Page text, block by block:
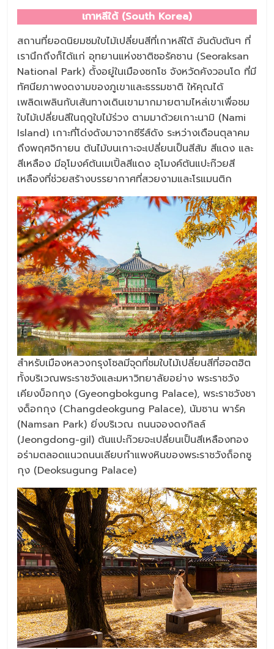
เกาหลีใต้ (South Korea)
สถานที่ยอดนิยมชมใบไม้เปลี่ยนสีที่เกาหลีใต้ อันดับต้นๆ ที่
เรานึกถึงก็ได้แก่ อุทยานแห่งชาติซอรัคซาน (Seoraksan
National Park) ตั้งอยู่ในเมืองซกโช จังหวัดคังวอนโด ที่มี
ทัศนียภาพงดงามของภูเขาและธรรมชาติ ให้คุณได้
เพลิดเพลินกับเส้นทางเดินเขามากมายตามไหล่เขาเพื่อชม
ใบไม้เปลี่ยนสีในฤดูใบไม้ร่วง ตามมาด้วยเกาะนามิ (Nami
Island) เกาะที่โด่งดังมาจากซีรีส์ดัง ระหว่างเดือนตุลาคม
ถึงพฤศจิกายน ต้นไม้บนเกาะจะเปลี่ยนเป็นสีส้ม สีแดง และ
สีเหลือง มีอุโมงค์ต้นเมเปิ้ลสีแดง อุโมงค์ต้นแปะก๊วยสี
เหลืองที่ช่วยสร้างบรรยากาศที่สวยงามและโรแมนติก
สำหรับเมืองหลวงกรุงโซลมีจุดที่ชมใบไม้เปลี่ยนสีที่ฮอตฮิต
ทั้งบริเวณพระราชวังและมหาวิทยาลัยอย่าง พระราชวัง
เคียงบ็อกกุง (Gyeongbokgung Palace), พระราชวังชา
งด็อกกุง (Changdeokgung Palace), นัมซาน พาร์ค
(Namsan Park) ยิ่งบริเวณ ถนนจองดงกิลล์
(Jeongdong-gil) ต้นแปะก๊วยจะเปลี่ยนเป็นสีเหลืองทอง
อร่ามตลอดแนวถนนเลียบกำแพงหินของพระราชวังถ็อกซู
กุง (Deoksugung Palace)